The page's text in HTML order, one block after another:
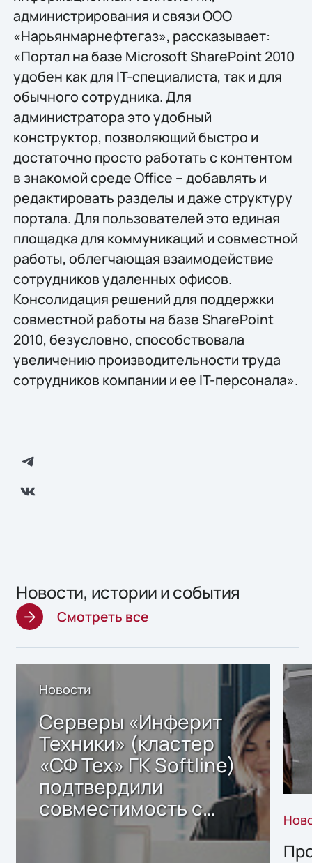
администрирования и связи ООО
«Нарьянмарнефтегаз», рассказывает:
«Портал на базе Microsoft SharePoint 2010
удобен как для IT-специалиста, так и для
обычного сотрудника. Для
администратора это удобный
конструктор, позволяющий быстро и
достаточно просто работать с контентом
в знакомой среде Office – добавлять и
редактировать разделы и даже структуру
портала. Для пользователей это единая
площадка для коммуникаций и совместной
работы, облегчающая взаимодействие
сотрудников удаленных офисов.
Консолидация решений для поддержки
совместной работы на базе SharePoint
2010, безусловно, способствовала
увеличению производительности труда
сотрудников компании и ее IT-персонала».
Новости, истории и события
Смотреть все
Новости
Серверы «Инферит
Техники» (кластер
«СФ Тех» ГК Softline)
подтвердили
совместимость с
решением Sharx